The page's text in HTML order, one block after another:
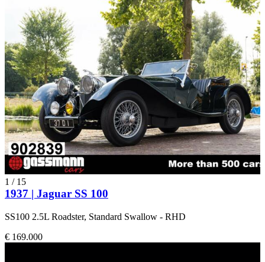
1 / 15
1937 | Jaguar SS 100
SS100 2.5L Roadster, Standard Swallow - RHD
€ 169.000